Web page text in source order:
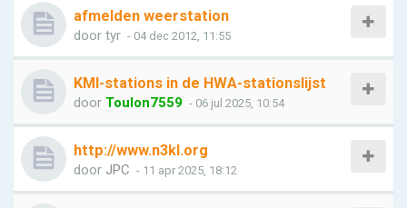
afmelden weerstation
door tyr - 04 dec 2012, 11:55
KMI-stations in de HWA-stationslijst
door Toulon7559 - 06 jul 2025, 10:54
http://www.n3kl.org
door JPC - 11 apr 2025, 18:12